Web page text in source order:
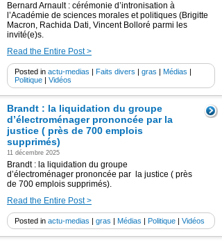
Bernard Arnault : cérémonie d’intronisation à
l’Académie de sciences morales et politiques (Brigitte
Macron, Rachida Dati, Vincent Bolloré parmi les
invité(e)s.
Read the Entire Post >
Posted in actu-medias | Faits divers | gras | Médias |
Politique | Vidéos
Brandt : la liquidation du groupe
d’électroménager prononcée par la
justice ( près de 700 emplois
supprimés)
11 décembre 2025
Brandt : la liquidation du groupe
d’électroménager prononcée par la justice ( près
de 700 emplois supprimés).
Read the Entire Post >
Posted in actu-medias | gras | Médias | Politique | Vidéos